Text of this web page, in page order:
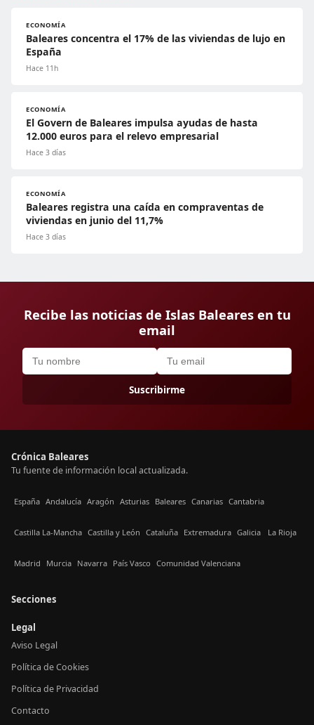
ECONOMÍA
Baleares concentra el 17% de las viviendas de lujo en
España
Hace 11h
ECONOMÍA
El Govern de Baleares impulsa ayudas de hasta
12.000 euros para el relevo empresarial
Hace 3 días
ECONOMÍA
Baleares registra una caída en compraventas de
viviendas en junio del 11,7%
Hace 3 días
Recibe las noticias de Islas Baleares en tu
email
Suscribirme
Crónica Baleares
Tu fuente de información local actualizada.
España Andalucía Aragón Asturias Baleares Canarias Cantabria
Castilla La-Mancha Castilla y León Cataluña Extremadura Galicia La Rioja
Madrid Murcia Navarra País Vasco Comunidad Valenciana
Secciones
Legal
Aviso Legal
Política de Cookies
Política de Privacidad
Contacto